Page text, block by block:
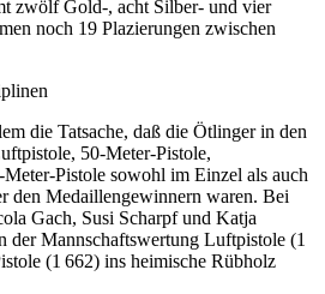
zwölf Gold-, acht Silber- und vier
noch 19 Plazierungen zwischen
die Tatsache, daß die Ötlinger in den
50-Meter-Pistole,
Pistole sowohl im Einzel als auch
den Medaillengewinnern waren. Bei
Gach, Susi Scharpf und Katja
der Mannschaftswertung Luftpistole (1
(1 662) ins heimische Rübholz